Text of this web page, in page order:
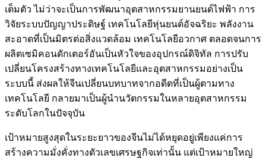
เต็มตัว ไม่ว่าจะเป็นการพัฒนาอุตสาหกรรมยานยนต์ไฟฟ้า การ
วิจัยระบบปัญญาประดิษฐ์ เทคโนโลยีหุ่นยนต์อัจฉริยะ พลังงาน
สะอาดที่เป็นมิตรต่อสิ่งแวดล้อม เทคโนโลยีอวกาศ ตลอดจนการ
ผลิตเซมิคอนดักเตอร์อันเป็นหัวใจของอุปกรณ์ดิจิทัล การปรับ
เปลี่ยนโครงสร้างทางเทคโนโลยีและอุตสาหกรรมอย่างเป็น
ระบบนี้ ส่งผลให้จีนเปลี่ยนบทบาทจากอดีตที่เป็นผู้ตามทาง
เทคโนโลยี กลายมาเป็นผู้นำนวัตกรรมในหลายอุตสาหกรรม
ระดับโลกในปัจจุบัน
เป้าหมายสูงสุดในระยะยาวของจีนไม่ได้หยุดอยู่เพียงแค่การ
สร้างความมั่งคั่งทางตัวเลขเศรษฐกิจเท่านั้น แต่เป้าหมายใหญ่